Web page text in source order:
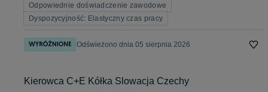
Odpowiednie doświadczenie zawodowe
Dyspozycyjność: Elastyczny czas pracy
Odświeżono dnia 05 sierpnia 2026
Kierowca C+E Kółka Slowacja Czechy